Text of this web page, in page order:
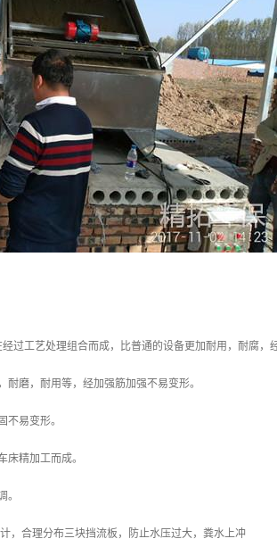
过工艺处理组合而成，比普通的设备更加耐用，耐腐，
磨，耐用等，经加强筋加强不易变形。
不易变形。
精加工而成。
。
，合理分布三块挡流板，防止水压过大，粪水上冲